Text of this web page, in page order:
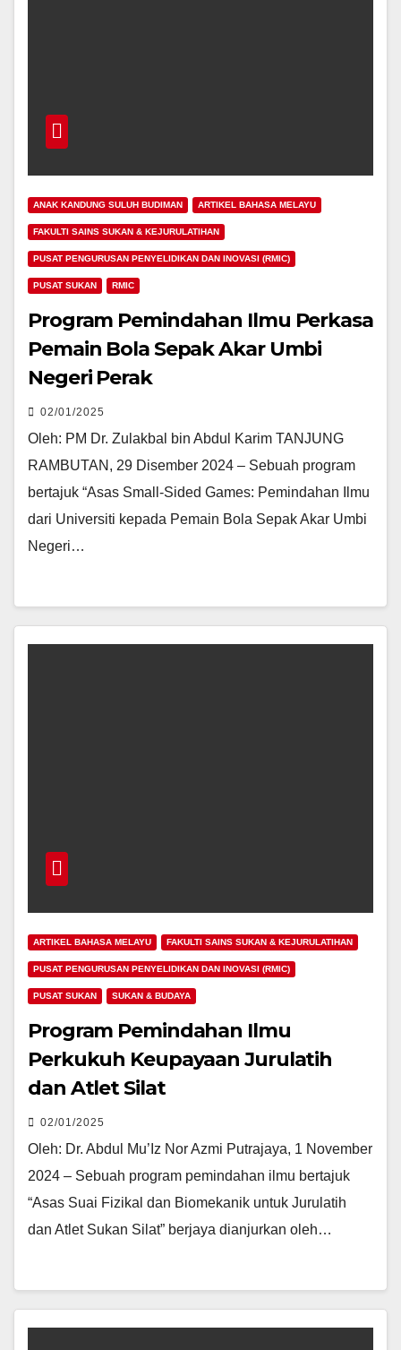
ANAK KANDUNG SULUH BUDIMAN ARTIKEL BAHASA MELAYU
FAKULTI SAINS SUKAN & KEJURULATIHAN
PUSAT PENGURUSAN PENYELIDIKAN DAN INOVASI (RMIC)
PUSAT SUKAN RMIC
Program Pemindahan Ilmu Perkasa
Pemain Bola Sepak Akar Umbi
Negeri Perak
02/01/2025
Oleh: PM Dr. Zulakbal bin Abdul Karim TANJUNG
RAMBUTAN, 29 Disember 2024 – Sebuah program
bertajuk “Asas Small-Sided Games: Pemindahan Ilmu
dari Universiti kepada Pemain Bola Sepak Akar Umbi
Negeri…
ARTIKEL BAHASA MELAYU FAKULTI SAINS SUKAN & KEJURULATIHAN
PUSAT PENGURUSAN PENYELIDIKAN DAN INOVASI (RMIC)
PUSAT SUKAN SUKAN & BUDAYA
Program Pemindahan Ilmu
Perkukuh Keupayaan Jurulatih
dan Atlet Silat
02/01/2025
Oleh: Dr. Abdul Mu’Iz Nor Azmi Putrajaya, 1 November
2024 – Sebuah program pemindahan ilmu bertajuk
“Asas Suai Fizikal dan Biomekanik untuk Jurulatih
dan Atlet Sukan Silat” berjaya dianjurkan oleh…